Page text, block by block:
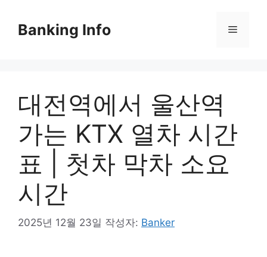
Banking Info 메
대전역에서 울산역
가는 KTX 열차 시간
표 | 첫차 막차 소요
시간
2025년 12월 23일 작성자: Banker